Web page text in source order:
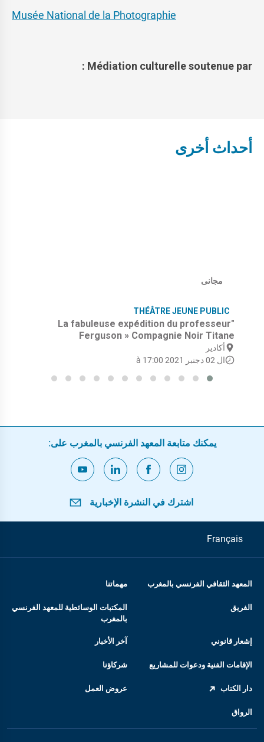
Musée National de la Photographie
Médiation culturelle soutenue par :
أحداث أخرى
مجانى
THÉÂTRE JEUNE PUBLIC
"La fabuleuse expédition du professeur
Ferguson » Compagnie Noir Titane
أكادير
ال 02 دجنبر 2021 à 17:00
يمكنك متابعة المعهد الفرنسي بالمغرب على:
اشترك في النشرة الإخبارية
Français
المعهد الثقافي الفرنسي بالمغرب مهماتنا
الفريق
المكتبات الوسائطية للمعهد الفرنسي
بالمغرب
إشعار قانوني آخر الأخبار
الإقامات الفنية ودعوات للمشاريع شركاؤنا
دار الكتاب عروض العمل
الرواق